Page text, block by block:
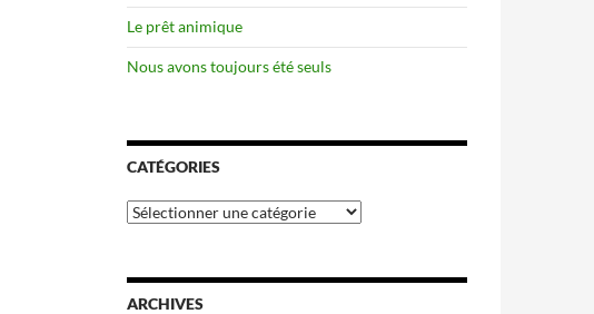
Le prêt animique
Nous avons toujours été seuls
CATÉGORIES
Catégories
ARCHIVES